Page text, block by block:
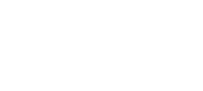
za krepitev kapacitet nevladnih